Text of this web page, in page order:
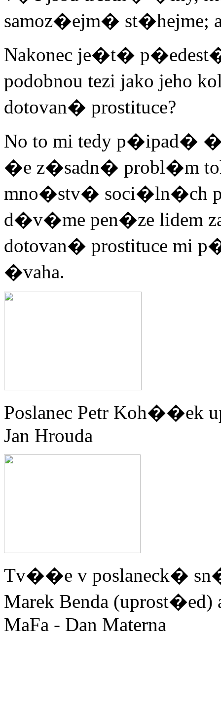
samoz�ejm� st�hejme;
Nakonec je�t�
podobnou tezi jako jeho
dotovan� prostituce?
No to mi tedy p�ipad�
�e z�sadn� probl�m
mno�stv� soci�ln�ch
d�v�me pen�ze lidem
dotovan� prostituce mi
�vaha.
Poslanec Petr Koh��ek
Jan Hrouda
Tv��e v poslaneck�
Marek Benda
MaFa - Dan Materna